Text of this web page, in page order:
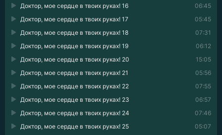
06:45
Доктор, мое сердце в твоих руках! 16
05:45
Доктор, мое сердце в твоих руках! 17
07:31
Доктор, мое сердце в твоих руках! 18
06:12
Доктор, мое сердце в твоих руках! 19
15:05
Доктор, мое сердце в твоих руках! 20
05:56
Доктор, мое сердце в твоих руках! 21
07:55
Доктор, мое сердце в твоих руках! 22
06:57
Доктор, мое сердце в твоих руках! 23
07:46
Доктор, мое сердце в твоих руках! 24
05:07
Доктор, мое сердце в твоих руках! 25